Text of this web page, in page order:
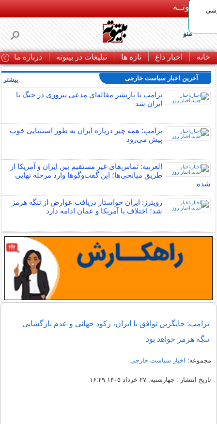
بـیتوتــه
منو
خانه اخبار داغ تازه ها تبلیغات در بیتوته درباره ما
آخرین اخبار سیاست خارجی
ترامپ با بازنشر مقاله‌ای مدعی پیروزی در جنگ با
ایران شد
ترامپ: همه چیز درباره ایران به طور استثنایی خوب
پیش می‌رود
العربیه: تماس‌های غیر مستقیم بین ایران و آمریکا از
طریق میانجی‌ها؛ این گفت‌و‌گو‌ها وارد مرحله نهایی
شده
رویترز: ایران خواستار دریافت عوارض از تنگه هرمز
شد؛ اختلاف با آمریکا و عمان ادامه دارد
بیشتر
ترامپ: جایگزین توافق با ایران، رکود جهانی و عدم بازگشایی
تنگه هرمز خواهد بود
مجموعه: اخبار سیاست خارجی
تاریخ انتشار : چهارشنبه, ۲۷ خرداد ۱۴۰۵ ۱۶:۲۹